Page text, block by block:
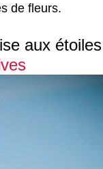
de fleurs.
aux étoiles